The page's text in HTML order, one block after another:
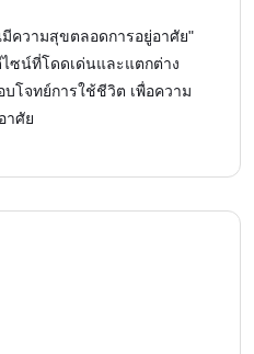
ความสุขตลอดการอยู่อาศัย"
ซน์ที่โดดเด่นและแตกต่าง
โจทย์การใช้ชีวิต เพื่อความ
าศัย